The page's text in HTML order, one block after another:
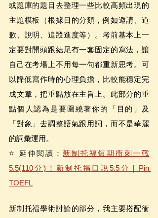
或題庫的題目去整理一些比較高頻出現的
主題模板（根據目的分類，例如邀請、道
歉、說明、追蹤進度等）。考前基本上一
定要對開頭跟結尾有一套固定的寫法，讓
自己在考場上不用每一句都重新思考。可
以降低寫作時的心理負擔，比較能穩定完
成文章，把重點放在主旨上。此部分的重
點個人認為是要圍繞著你的「目的」及
「對象」去調整語氣跟用詞，而不是華麗
的詞彙運用。
⭐️ 延伸閱讀： 新制托福短期衝刺一戰
5.5(110分)！新制托福口說5.5分｜Pin
TOEFL
新制托福學術討論的部分，我主要搭配衝